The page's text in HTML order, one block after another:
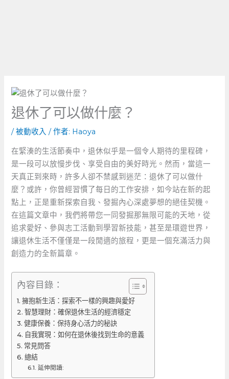
退休了可以做什麼？
/被動收入 / 作者: Haoya
在緊湊的生活節奏中，退休似乎是一個令人期待的里程碑，
是一段可以放慢步伐、享受自由的美好時光。然而，當這一
天真正到來時，許多人卻不禁感到迷茫：退休了可以做什
麼？或許，你曾經習慣了每日的工作安排，如今站在新的起
點上，正是重新探索自我、發掘內心深處夢想的絕佳契機。
在這篇文章中，我們將帶您一同發掘那無限可能的天地，從
追求愛好、參與志工活動到學習新技能，甚至是環遊世界，
讓退休生活不僅僅是一段閒適的旅程，更是一個充滿活力與
創造力的全新篇章。
內容目錄：
擁抱新生活：探索不一樣的興趣與愛好
智慧理財：確保退休生活的經濟穩定
健康保養：保持身心活力的秘訣
自我實現：如何在退休後找到生命的意義
常見問答
總結
延伸閱讀: